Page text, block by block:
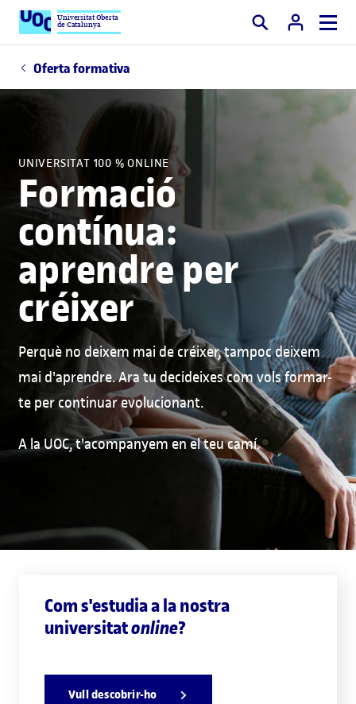
Universitat Oberta
de Catalunya Cercar
Oferta formativa
UNIVERSITAT 100 % ONLINE
Formació
contínua:
aprendre per
créixer
Perquè no deixem mai de créixer, tampoc deixem
mai d'aprendre. Ara tu decideixes com vols formar-
te per continuar evolucionant.
A la UOC, t'acompanyem en el teu camí.
Com s'estudia a la nostra
universitatonline?
Vull descobrir-ho